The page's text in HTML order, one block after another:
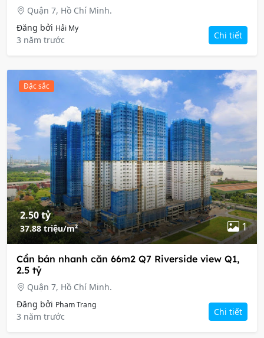
Quận 7, Hồ Chí Minh.
Đăng bởi Hải My
3 năm trước Chi tiết
Đặc sắc
2.50 tỷ
37.88 triệu/m² 1
Cần bán nhanh căn 66m2 Q7 Riverside view Q1,
2.5 tỷ
Quận 7, Hồ Chí Minh.
Đăng bởi Pham Trang
3 năm trước Chi tiết